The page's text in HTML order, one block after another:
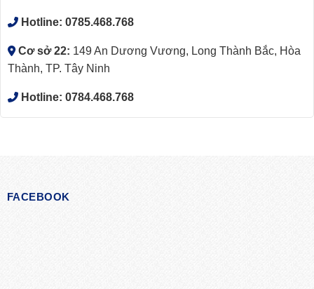
Hotline: 0785.468.768
Cơ sở 22: 149 An Dương Vương, Long Thành Bắc, Hòa
Thành, TP. Tây Ninh
Hotline: 0784.468.768
FACEBOOK